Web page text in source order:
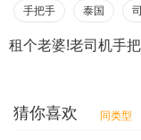
手把手 泰国
租个老婆!老司机手
猜你喜欢 同类型